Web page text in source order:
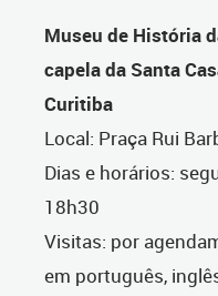
Museu de História
capela da Santa
Curitiba
Local: Praça Rui
Dias e horários:
18h30
Visitas: por
em português,